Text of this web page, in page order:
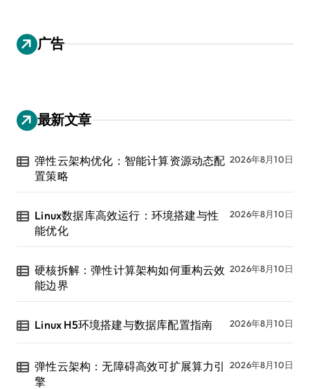
广告
最新文章
弹性云架构优化：智能计算资源动态配
置策略
2026年8月10日
Linux数据库高效运行：环境搭建与性
能优化
2026年8月10日
硬核拆解：弹性计算架构如何重构云效
能边界
2026年8月10日
Linux H5环境搭建与数据库配置指南 2026年8月10日
弹性云架构：无障碍高效可扩展算力引
擎
2026年8月10日